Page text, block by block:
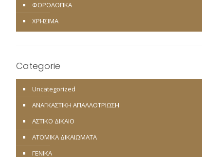
ΦΟΡΟΛΟΓΙΚΑ
ΧΡΗΣΙΜΑ
Categorie
Uncategorized
ΑΝΑΓΚΑΣΤΙΚΗ ΑΠΑΛΛΟΤΡΙΩΣΗ
ΑΣΤΙΚΟ ΔΙΚΑΙΟ
ΑΤΟΜΙΚΑ ΔΙΚΑΙΩΜΑΤΑ
ΓΕΝΙΚΑ